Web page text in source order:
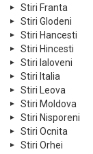
Stiri Franta
Stiri Glodeni
Stiri Hancesti
Stiri Hincesti
Stiri Ialoveni
Stiri Italia
Stiri Leova
Stiri Moldova
Stiri Nisporeni
Stiri Ocnita
Stiri Orhei